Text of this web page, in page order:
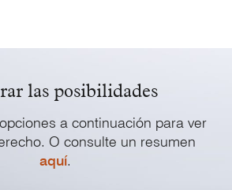
las posibilidades
a continuación para ver
O consulte un resumen
aquí.